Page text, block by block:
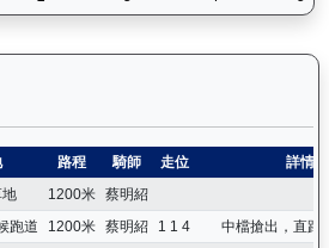
（H374）— 試閘賽果紀錄：查看馬匹所
路程 騎師 走位
詳情
1200米 蔡明紹
跑道 1200米 蔡明紹 1 1 4
中檔搶出，直路